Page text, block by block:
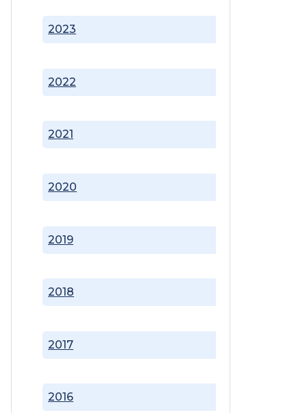
2016
2017
2018
2019
2020
2021
2022
2023